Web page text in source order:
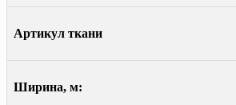
Артикул ткани
Ширина, м: